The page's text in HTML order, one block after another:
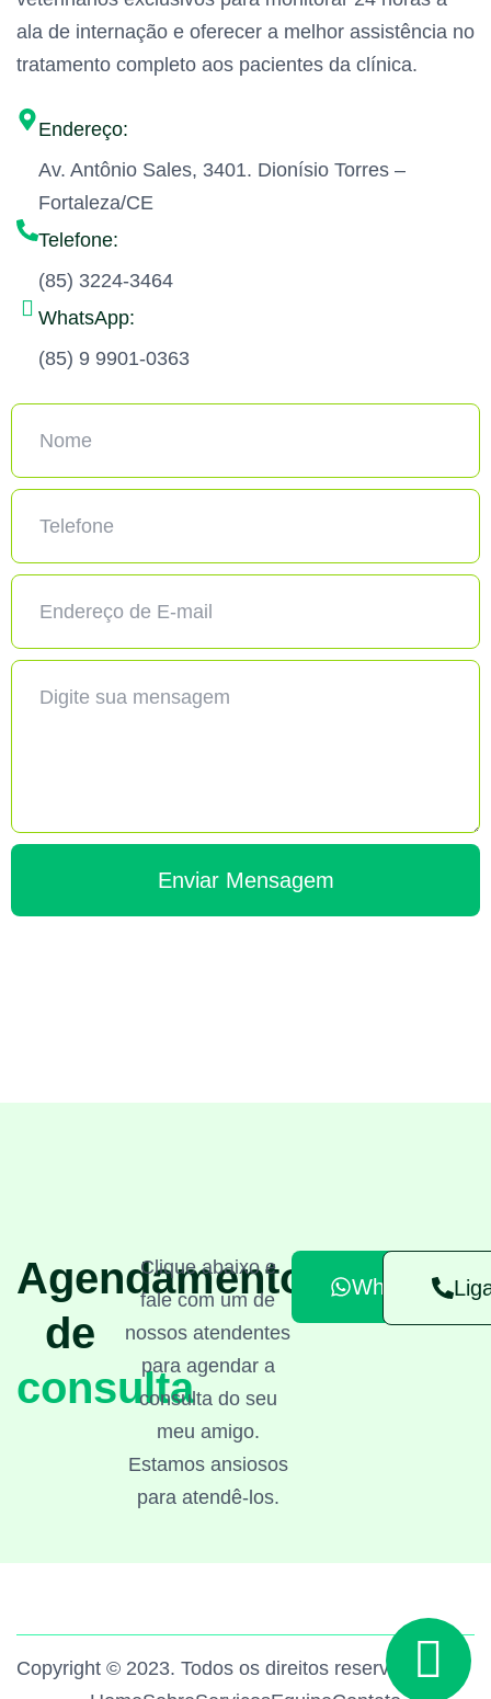
ala de internação e oferecer a melhor assistência no
tratamento completo aos pacientes da clínica.
Endereço:
Av. Antônio Sales, 3401. Dionísio Torres –
Fortaleza/CE
Telefone:
(85) 3224-3464
WhatsApp:
(85) 9 9901-0363
Enviar Mensagem
Agendamento
de
consulta
Clique abaixo e
fale com um de
nossos atendentes
para agendar a
consulta do seu
meu amigo.
Estamos ansiosos
para atendê-los.
Whatsapp
Copyright © 2023. Todos os direitos reservados.